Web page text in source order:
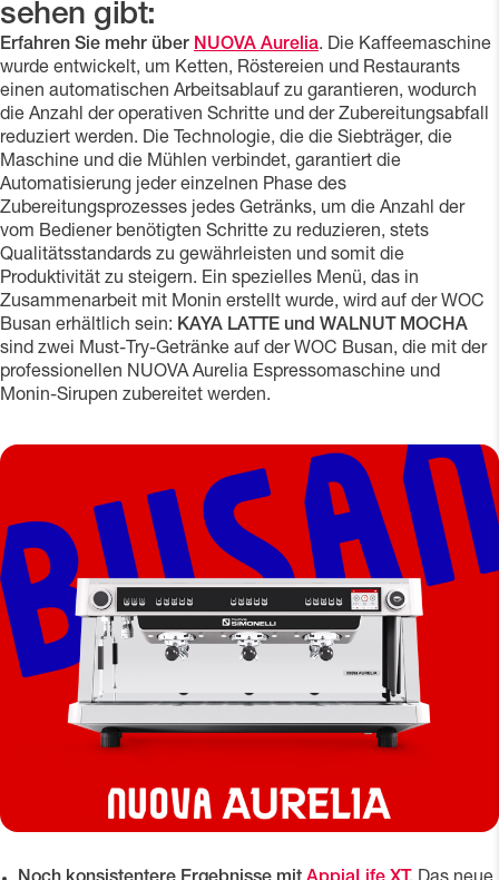
sehen gibt:
Erfahren Sie mehr über NUOVA Aurelia. Die Kaffeemaschine
wurde entwickelt, um Ketten, Röstereien und Restaurants
einen automatischen Arbeitsablauf zu garantieren, wodurch
die Anzahl der operativen Schritte und der Zubereitungsabfall
reduziert werden. Die Technologie, die die Siebträger, die
Maschine und die Mühlen verbindet, garantiert die
Automatisierung jeder einzelnen Phase des
Zubereitungsprozesses jedes Getränks, um die Anzahl der
vom Bediener benötigten Schritte zu reduzieren, stets
Qualitätsstandards zu gewährleisten und somit die
Produktivität zu steigern. Ein spezielles Menü, das in
Zusammenarbeit mit Monin erstellt wurde, wird auf der WOC
Busan erhältlich sein: KAYA LATTE und WALNUT MOCHA
sind zwei Must-Try-Getränke auf der WOC Busan, die mit der
professionellen NUOVA Aurelia Espressomaschine und
Monin-Sirupen zubereitet werden.